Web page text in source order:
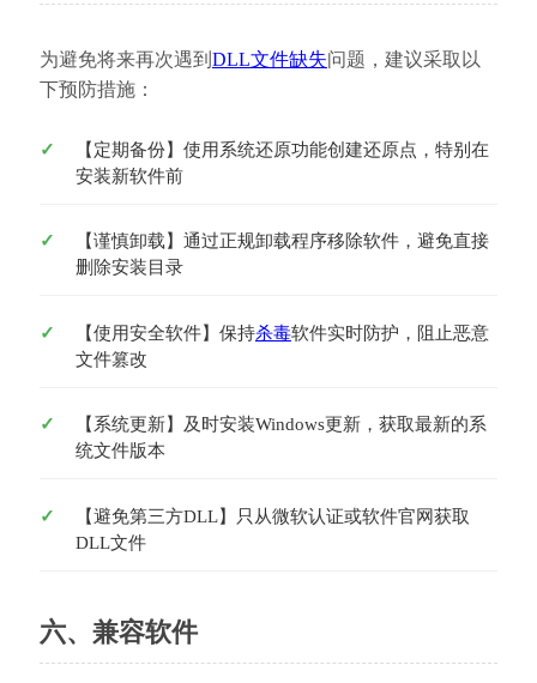
为避免将来再次遇到 DLL文件缺失问题，建议采取以
下预防措施：
【定期备份】使用系统还原功能创建还原点，特别在
安装新软件前
【谨慎卸载】通过正规卸载程序移除软件，避免直接
删除安装目录
【使用安全软件】保持杀毒软件实时防护，阻止恶意
文件篡改
【系统更新】及时安装Windows更新，获取最新的系
统文件版本
【避免第三方DLL】只从微软认证或软件官网获取
DLL文件
六、兼容软件